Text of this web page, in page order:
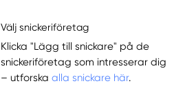
Välj snickeriföretag
Klicka "Lägg till snickare" på de
snickeriföretag som intresserar dig
– utforskaalla snickare här.